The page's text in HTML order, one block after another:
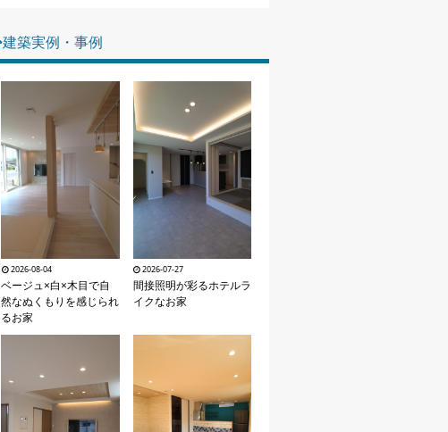
お問い合わせ
建築実例・事例
2026-08-04
ベージュ×白×木目で自
然なぬくもりを感じられ
るお家
2026-07-27
間接照明が彩るホテルラ
イクなお家